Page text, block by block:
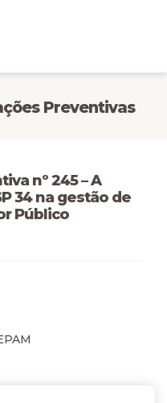
Preventivas
nº 245 – A
34 na gestão de
Público